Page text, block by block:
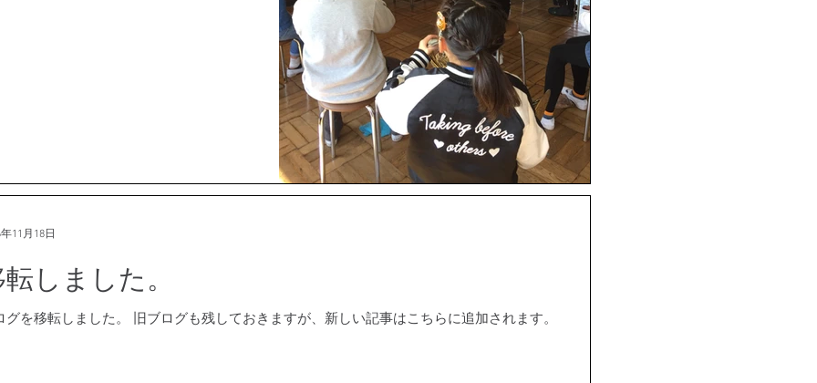
しました。
グを移転しました。 旧ブログも残しておきますが、新しい記事はこちらに追加されます。
11月18日